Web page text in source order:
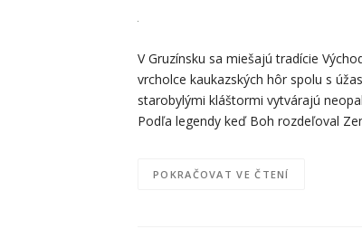
V Gruzínsku sa miešajú tradície
vrcholce kaukazských hôr spolu s
starobylými kláštormi vytvárajú
Podľa legendy keď Boh rozdeľoval
POKRAČOVAT VE ČTENÍ